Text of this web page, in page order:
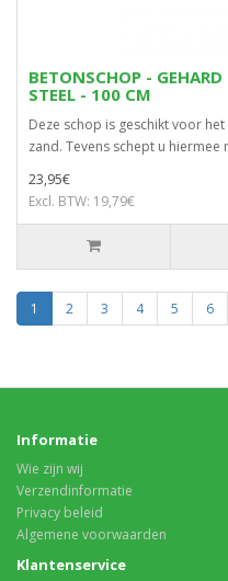
BETONSCHOP -
STEEL - 100 CM
Deze schop is geschikt voor
zand. Tevens schept u hiermee
23,95€
Excl. BTW: 19,79€
1 2 3 4 5 6
Informatie
Wie zijn wij
Verzendinformatie
Privacy beleid
Algemene voorwaarden
Klantenservice